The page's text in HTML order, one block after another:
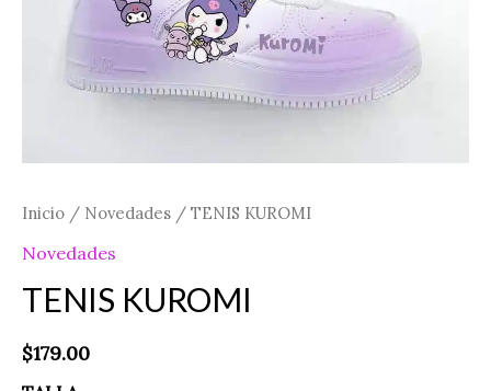
Inicio / Novedades / TENIS KUROMI
Novedades
TENIS KUROMI
$179.00